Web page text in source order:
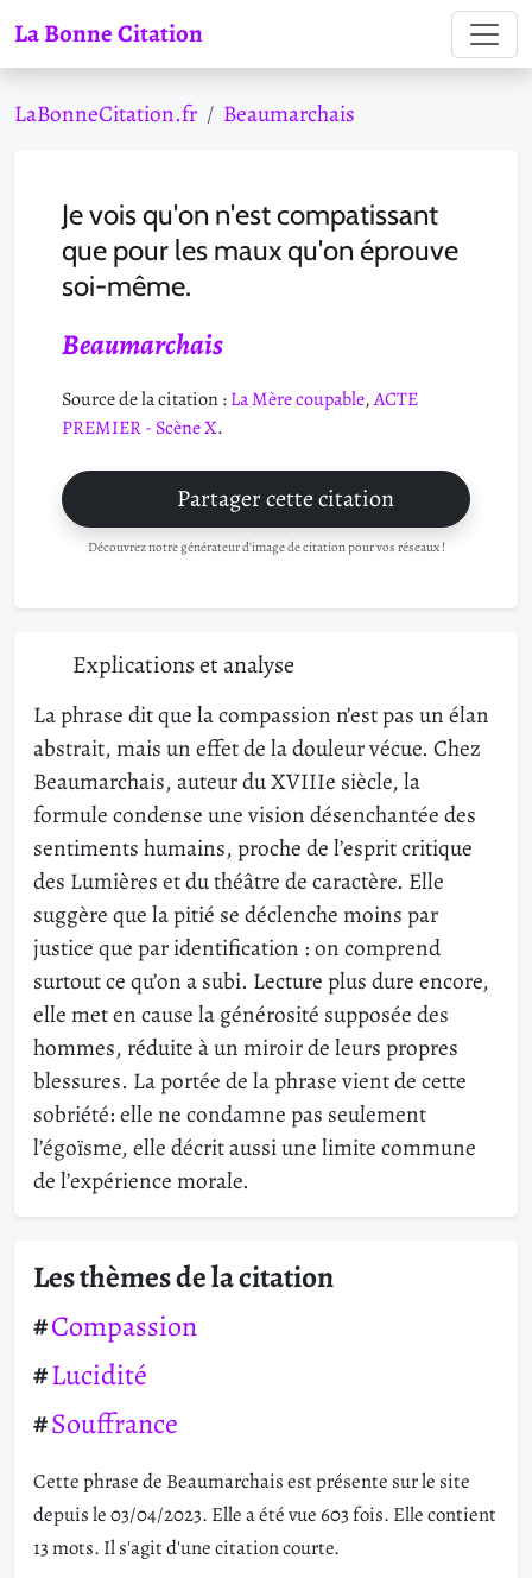
La Bonne Citation
LaBonneCitation.fr Beaumarchais
Je vois qu'on n'est compatissant
que pour les maux qu'on éprouve
soi-même.
Beaumarchais
Source de la citation :La Mère coupable,ACTE
PREMIER - Scène X.
Partager cette citation
Découvrez notre générateur d'image de citation pour vos réseaux !
Explications et analyse
La phrase dit que la compassion n’est pas un élan
abstrait, mais un effet de la douleur vécue. Chez
Beaumarchais, auteur du XVIIIe siècle, la
formule condense une vision désenchantée des
sentiments humains, proche de l’esprit critique
des Lumières et du théâtre de caractère. Elle
suggère que la pitié se déclenche moins par
justice que par identification : on comprend
surtout ce qu’on a subi. Lecture plus dure encore,
elle met en cause la générosité supposée des
hommes, réduite à un miroir de leurs propres
blessures. La portée de la phrase vient de cette
sobriété: elle ne condamne pas seulement
l’égoïsme, elle décrit aussi une limite commune
de l’expérience morale.
Les thèmes de la citation
Compassion
Lucidité
Souffrance
Cette phrase de Beaumarchais est présente sur le site
depuis le 03/04/2023. Elle a été vue 603 fois. Elle contient
13 mots. Il s'agit d'une citation courte.